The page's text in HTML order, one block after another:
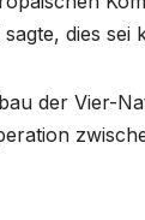
dies sei
der Vier-